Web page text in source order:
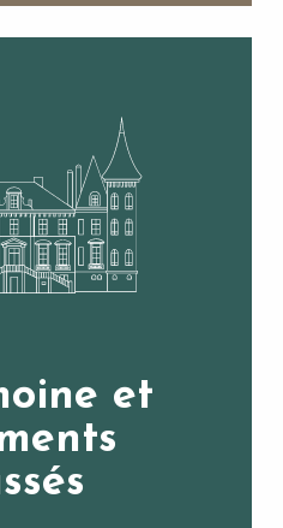
et